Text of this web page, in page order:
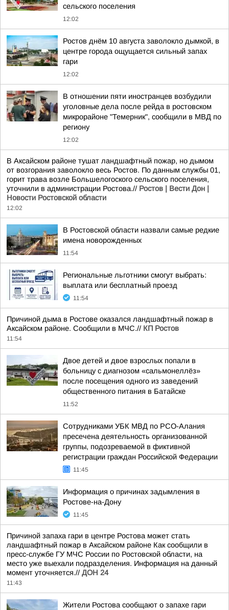
сельского поселения
12:02
Ростов днём 10 августа заволокло дымкой, в
центре города ощущается сильный запах
гари
12:02
В отношении пяти иностранцев возбудили
уголовные дела после рейда в ростовском
микрорайоне "Темерник", сообщили в МВД по
региону
12:02
В Аксайском районе тушат ландшафтный пожар, но дымом
от возгорания заволокло весь Ростов. По данным службы 01,
горит трава возле Большелогоского сельского поселения,
уточнили в администрации Ростова.// Ростов | Вести Дон |
Новости Ростовской области
12:02
В Ростовской области назвали самые редкие
имена новорожденных
11:54
Региональные льготники смогут выбрать:
выплата или бесплатный проезд
11:54
Причиной дыма в Ростове оказался ландшафтный пожар в
Аксайском районе. Сообщили в МЧС.// КП Ростов
11:54
Двое детей и двое взрослых попали в
больницу с диагнозом «сальмонеллёз»
после посещения одного из заведений
общественного питания в Батайске
11:52
Сотрудниками УБК МВД по РСО-Алания
пресечена деятельность организованной
группы, подозреваемой в фиктивной
регистрации граждан Российской Федерации
11:45
Информация о причинах задымления в
Ростове-на-Дону
11:45
Причиной запаха гари в центре Ростова может стать
ландшафтный пожар в Аксайском районе Как сообщили в
пресс-службе ГУ МЧС России по Ростовской области, на
место уже выехали подразделения. Информация на данный
момент уточняется.// ДОН 24
11:43
Жители Ростова сообщают о запахе гари